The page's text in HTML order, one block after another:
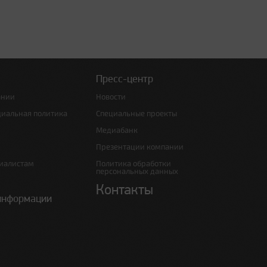
политика
Пресс-центр
Новости
Специальные проекты
Медиабанк
Презентации компании
Политика обработки
персональных данных
Контакты